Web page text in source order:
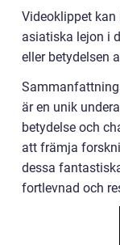
Videoklippet
asiatiska lejon i
eller betydelsen
är en unik
betydelse och
att främja
dessa
fortlevnad och